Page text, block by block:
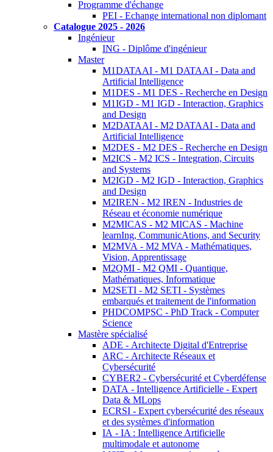
Programme d'échange
PEI - Echange international non diplomant
Catalogue 2025 - 2026
Ingénieur
ING - Diplôme d'ingénieur
Master
M1DATAAI - M1 DATAAI - Data and
Artificial Intelligence
M1DES - M1 DES - Recherche en Design
M1IGD - M1 IGD - Interaction, Graphics
and Design
M2DATAAI - M2 DATAAI - Data and
Artificial Intelligence
M2DES - M2 DES - Recherche en Design
M2ICS - M2 ICS - Integration, Circuits
and Systems
M2IGD - M2 IGD - Interaction, Graphics
and Design
M2IREN - M2 IREN - Industries de
Réseau et économie numérique
M2MICAS - M2 MICAS - Machine
learnIng, CommunicAtions, and Security
M2MVA - M2 MVA - Mathématiques,
Vision, Apprentissage
M2QMI - M2 QMI - Quantique,
Mathématiques, Informatique
M2SETI - M2 SETI - Systèmes
embarqués et traitement de l'information
PHDCOMPSC - PhD Track - Computer
Science
Mastère spécialisé
ADE - Architecte Digital d'Entreprise
ARC - Architecte Réseaux et
Cybersécurité
CYBER2 - Cybersécurité et Cyberdéfense
DATA - Intelligence Artificielle - Expert
Data & MLops
ECRSI - Expert cybersécurité des réseaux
et des systèmes d'information
IA - IA : Intelligence Artificielle
multimodale et autonome